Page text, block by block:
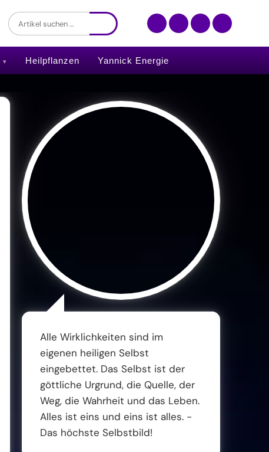
Heilpflanzen Yannick Energie
Alle Wirklichkeiten sind im
eigenen heiligen Selbst
eingebettet. Das Selbst ist der
göttliche Urgrund, die Quelle, der
Weg, die Wahrheit und das Leben.
Alles ist eins und eins ist alles. -
Das höchste Selbstbild!